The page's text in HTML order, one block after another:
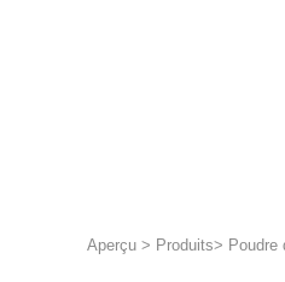
Aperçu > Produits> Poudre